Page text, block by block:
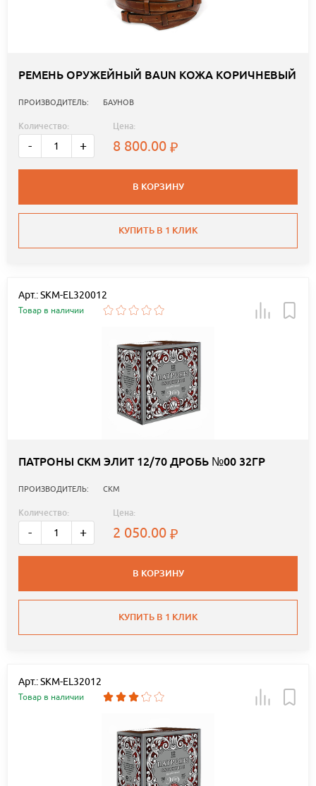
РЕМЕНЬ ОРУЖЕЙНЫЙ BAUN КОЖА КОРИЧНЕВЫЙ
ПРОИЗВОДИТЕЛЬ: БАУНОВ
Количество:
- +
Цена:
8 800.00
В КОРЗИНУ
КУПИТЬ В 1 КЛИК
Арт.: SKM-EL320012
Товар в наличии
ПАТРОНЫ СКМ ЭЛИТ 12/70 ДРОБЬ №00 32ГР
ПРОИЗВОДИТЕЛЬ: СКМ
Количество:
- +
Цена:
2 050.00
В КОРЗИНУ
КУПИТЬ В 1 КЛИК
Арт.: SKM-EL32012
Товар в наличии